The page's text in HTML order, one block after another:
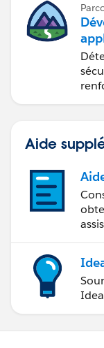
Aide